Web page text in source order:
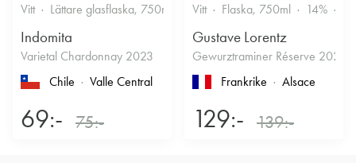
Vitt Lättare glasflaska, 750ml 12.5% Friskt & Fruktigt
Indomita
Varietal Chardonnay 2023
Chile
Valle Central
69:- 75:-
Vitt Flaska, 750ml 14%
Gustave Lorentz
Gewurztraminer Réserve 2025
Frankrike
Alsace
129:- 139:-